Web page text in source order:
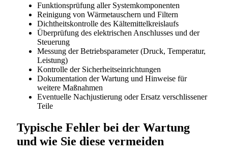
Funktionsprüfung aller Systemkomponenten
Reinigung von Wärmetauschern und Filtern
Dichtheitskontrolle des Kältemittelkreislaufs
Überprüfung des elektrischen Anschlusses und der
Steuerung
Messung der Betriebsparameter (Druck, Temperatur,
Leistung)
Kontrolle der Sicherheitseinrichtungen
Dokumentation der Wartung und Hinweise für
weitere Maßnahmen
Eventuelle Nachjustierung oder Ersatz verschlissener
Teile
Typische Fehler bei der Wartung
und wie Sie diese vermeiden